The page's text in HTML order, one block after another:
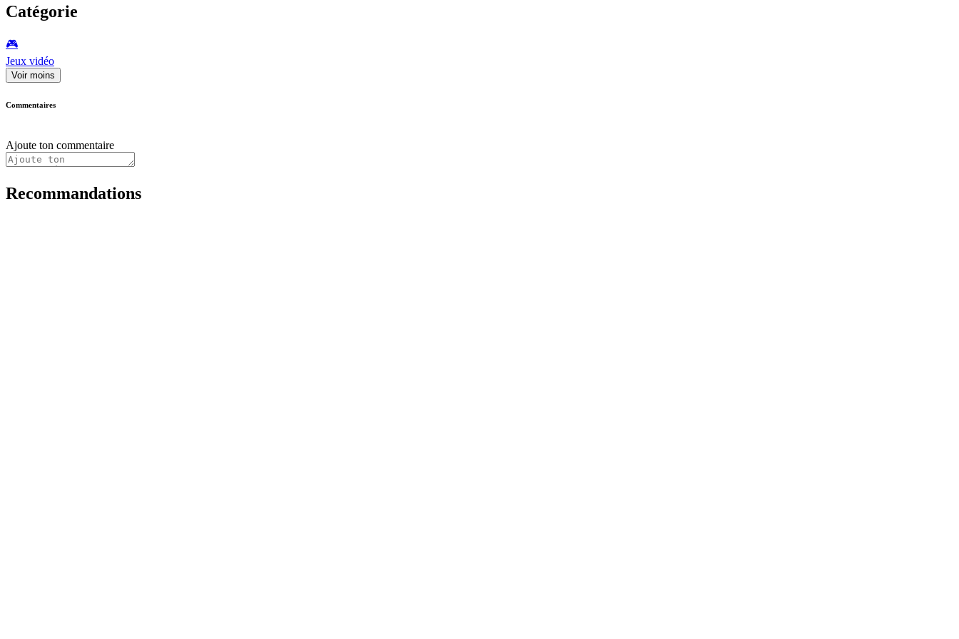
Catégorie
🎮️
Jeux vidéo
Voir moins
Commentaires
Ajoute ton commentaire
Recommandations